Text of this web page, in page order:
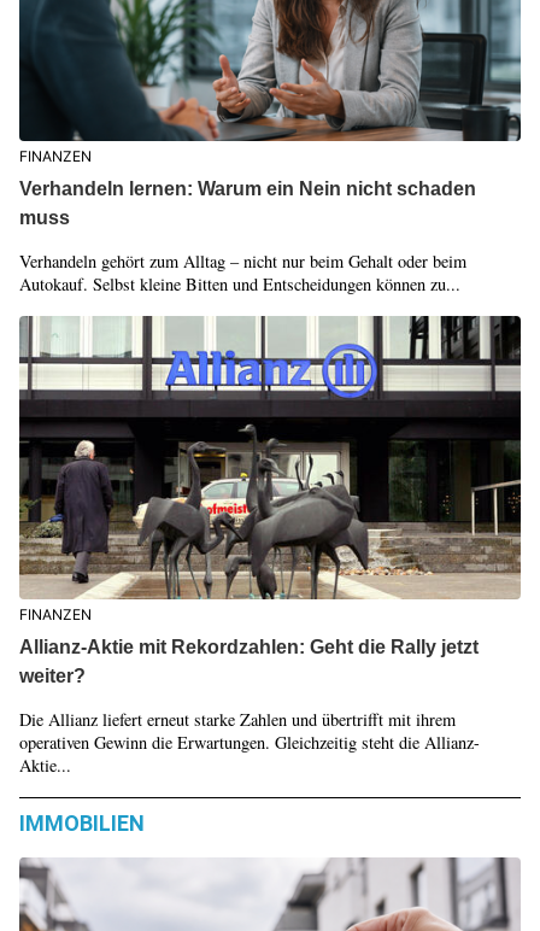
FINANZEN
Verhandeln lernen: Warum ein Nein nicht schaden
muss
Verhandeln gehört zum Alltag – nicht nur beim Gehalt oder beim
Autokauf. Selbst kleine Bitten und Entscheidungen können zu...
FINANZEN
Allianz-Aktie mit Rekordzahlen: Geht die Rally jetzt
weiter?
Die Allianz liefert erneut starke Zahlen und übertrifft mit ihrem
operativen Gewinn die Erwartungen. Gleichzeitig steht die Allianz-
Aktie...
IMMOBILIEN